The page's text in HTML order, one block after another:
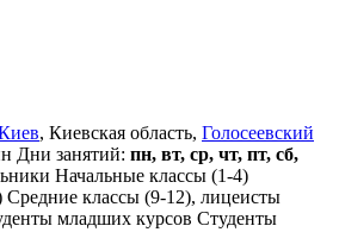
, Киевская область, Голосеевский
Дни занятий: пн, вт, ср, чт, пт, сб,
Начальные классы (1-4)
Средние классы (9-12), лицеисты
младших курсов Студенты